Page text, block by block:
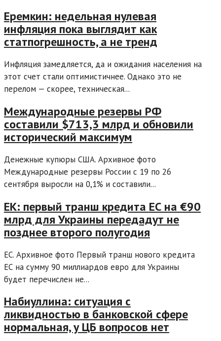
Еремкин: недельная нулевая
инфляция пока выглядит как
статпогрешность, а не тренд
Инфляция замедляется, да и ожидания населения на
этот счет стали оптимистичнее. Однако это не
перелом — скорее, техническая...
Международные резервы РФ
составили $713,3 млрд и обновили
исторический максимум
Денежные купюры США. Архивное фото
Международные резервы России с 19 по 26
сентября выросли на 0,1% и составили...
ЕК: первый транш кредита ЕС на €90
млрд для Украины передадут не
позднее второго полугодия
ЕС. Архивное фото Первый транш нового кредита
ЕС на сумму 90 миллиардов евро для Украины
будет перечислен не...
Набиуллина: ситуация с
ликвидностью в банковской сфере
нормальная, у ЦБ вопросов нет